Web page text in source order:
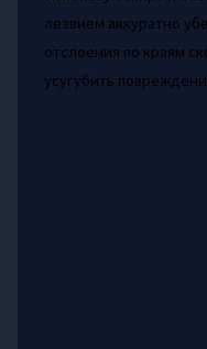
лезвием аккуратно
отслоения по краям
усугубить